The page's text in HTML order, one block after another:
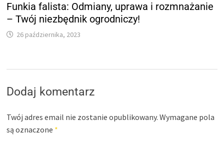
Funkia falista: Odmiany, uprawa i rozmnażanie
– Twój niezbędnik ogrodniczy!
26 października, 2023
Dodaj komentarz
Twój adres email nie zostanie opublikowany. Wymagane pola
są oznaczone *